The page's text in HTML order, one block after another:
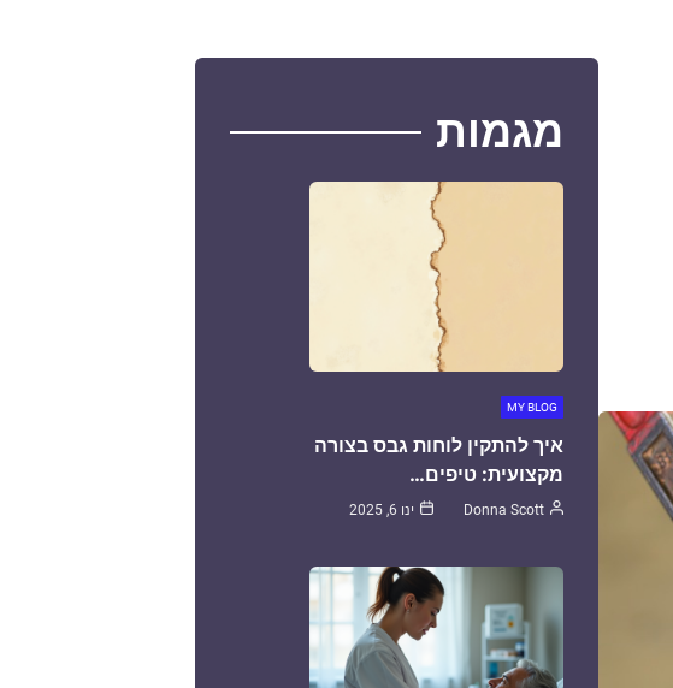
מגמות
MY BLOG
איך להתקין לוחות גבס בצורה
מקצועית: טיפים…
Donna Scott ינו 6, 2025